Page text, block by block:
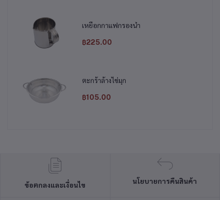
เหยือกกาแฟกรองน้ำ
฿225.00
ตะกร้าล้างไข่มุก
฿105.00
ข้อตกลงและเงื่อนไข
นโยบายการคืนสินค้า